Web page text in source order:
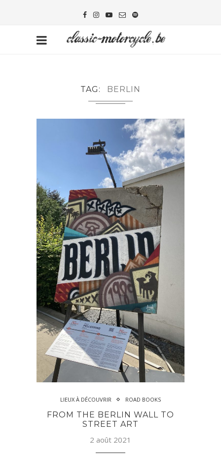
TAG BERLIN
LIEUX À DÉCOUVRIR ROAD BOOKS
FROM THE BERLIN WALL TO
STREET ART
2 août 2021